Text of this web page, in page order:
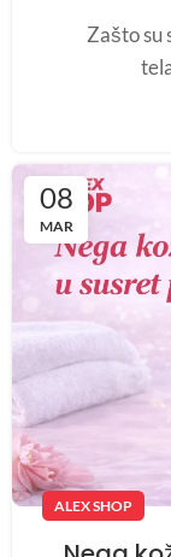
Zašto su
08
MAR
ALEX SHOP